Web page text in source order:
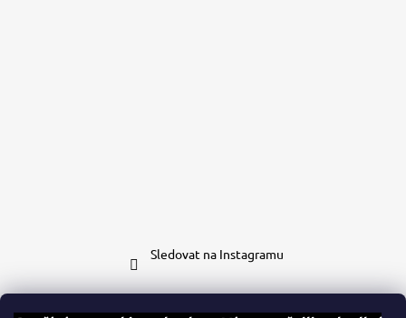
Sledovat na Instagramu
Kontakt